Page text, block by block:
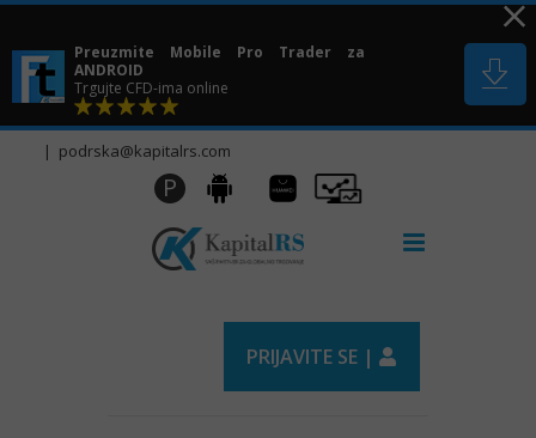
Skip
content Preuzmite Mobile Pro Trader za
ANDROID
Trgujte CFD-ima online
| podrska@kapitalrs.com
P Android
Huawei
AppGallery
Pro
Trader
PRIJAVITE SE |